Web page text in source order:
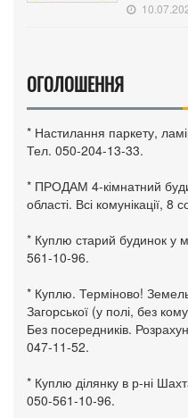
ОГОЛОШЕННЯ
* Настилання паркету,
Тел. 050-204-13-33.
* ПРОДАМ 4-кімнатний
області. Всі комунікації,
* Куплю старий будинок у
561-10-96.
* Куплю. Терміново!
Загорської (у полі, без
Без посередників.
047-11-52.
* Куплю ділянку в р-ні
050-561-10-96.